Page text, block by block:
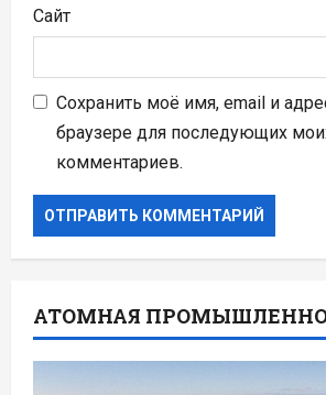
Сайт
Сохранить моё имя, email и
браузере для последующих
комментариев.
АТОМНАЯ